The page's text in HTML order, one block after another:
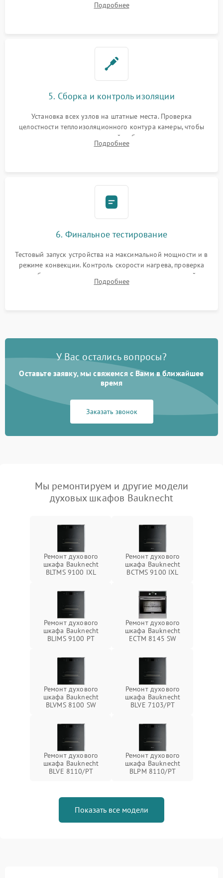
выгоревших реле, восстановление контактов и замена
Подробнее
5. Сборка и контроль изоляции
Установка всех узлов на штатные места. Проверка
целостности теплоизоляционного контура камеры, чтобы
исключить перегрев кухонной мебели и потерю тепла.
Надежная фиксация клемм и сборка корпуса шкафа.
Подробнее
6. Финальное тестирование
Тестовый запуск устройства на максимальной мощности и в
режиме конвекции. Контроль скорости нагрева, проверка
срабатывания термостата при достижении заданной
температуры и тест на отсутствие утечек тока.
Подробнее
У Вас остались вопросы?
Оставьте заявку, мы свяжемся с Вами в ближайшее
время
Заказать звонок
Мы ремонтируем и другие модели
духовых шкафов Bauknecht
Ремонт духового
шкафа Bauknecht
BLTMS 9100 IXL
Ремонт духового
шкафа Bauknecht
BCTMS 9100 IXL
Ремонт духового
шкафа Bauknecht
BLIMS 9100 PT
Ремонт духового
шкафа Bauknecht
ECTM 8145 SW
Ремонт духового
шкафа Bauknecht
BLVMS 8100 SW
Ремонт духового
шкафа Bauknecht
BLVE 7103/PT
Ремонт духового
шкафа Bauknecht
BLVE 8110/PT
Ремонт духового
шкафа Bauknecht
BLPM 8110/PT
Показать все модели